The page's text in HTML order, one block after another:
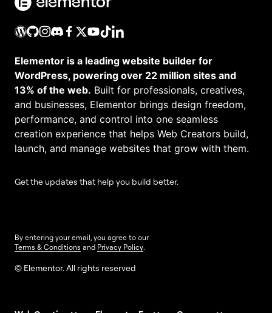
Elementor is a leading website builder for
WordPress, powering over 22 million sites and
13% of the web. Built for professionals, creatives,
and businesses, Elementor brings design freedom,
performance, and control into one seamless
creation experience that helps Web Creators build,
launch, and manage websites that grow with them.
Get the updates that help you build better.
By entering your email, you agree to our
Terms & Conditions and Privacy Policy.
© Elementor. All rights reserved